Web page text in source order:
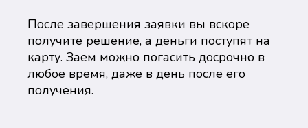
После завершения заявки вы вскоре
получите решение, а деньги поступят на
карту. Заем можно погасить досрочно в
любое время, даже в день после его
получения.